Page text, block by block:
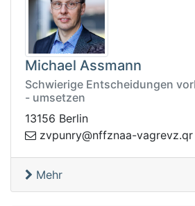
Michael Assmann
Schwierige Entscheidungen
- umsetzen
13156 Berlin
rq.zvergav-aanzffn@yrn
upvz
Mehr